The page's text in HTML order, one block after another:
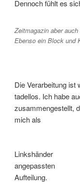
Dennoch fühlt es
Zeitmagazin aber
Ebenso ein Block und
Die Verarbeitung ist
tadellos. Ich habe
zusammengestellt,
mich als
Linkshänder
angepassten
Aufteilung.